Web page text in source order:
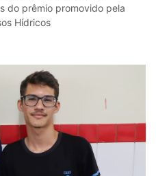
do prêmio promovido pela
Hídricos